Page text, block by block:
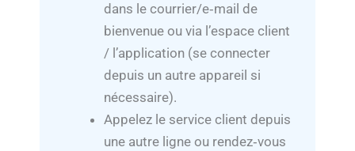
dans le courrier/e‑mail de
bienvenue ou via l’espace client
/ l’application (se connecter
depuis un autre appareil si
nécessaire).
Appelez le service client depuis
une autre ligne ou rendez‑vous